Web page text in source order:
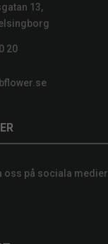
13,
20
på sociala medier.